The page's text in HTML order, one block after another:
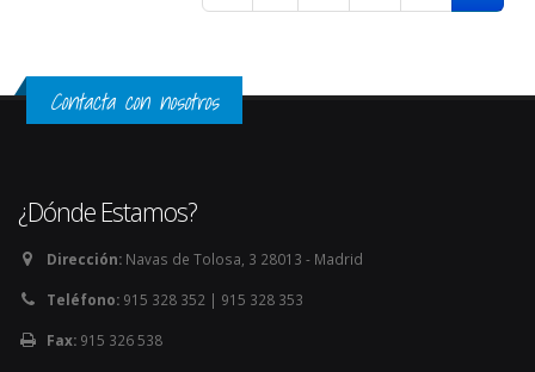
Contacta con nosotros
¿Dónde Estamos?
Dirección: Navas de Tolosa, 3 28013 - Madrid
Teléfono: 915 328 352 | 915 328 353
Fax: 915 326 538